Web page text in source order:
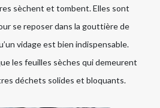
sèchent et tombent. Elles sont
se reposer dans la gouttière de
vidage est bien indispensable.
les feuilles sèches qui demeurent
déchets solides et bloquants.